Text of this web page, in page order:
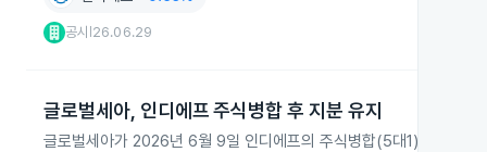
공시 26.06.29
글로벌세아, 인디에프 주식병합 후 지분 유지
글로벌세아가 2026년 6월 9일 인디에프의 주식병합(5대1)으로 보